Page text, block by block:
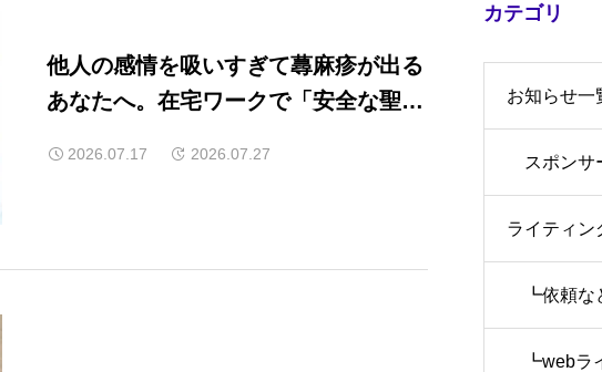
他人の感情を吸いすぎて蕁麻疹が出る
あなたへ。在宅ワークで「安全な聖
2026.07.17 2026.07.27
カテゴリ
お知らせ一
スポンサ
ライティン
┗依頼な
┗webラ